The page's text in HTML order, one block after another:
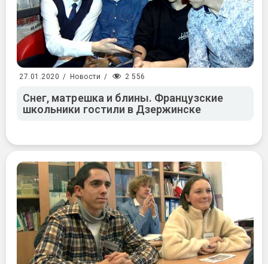
27.01.2020 / Новости / 2 556
Снег, матрешка и блины. Французские
школьники гостили в Дзержинске